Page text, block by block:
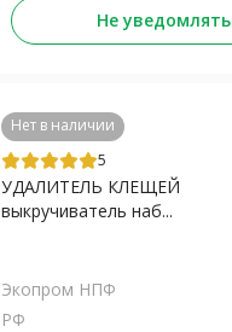
Не уведомлять
Нет в наличии
5
УДАЛИТЕЛЬ КЛЕЩЕЙ
выкручиватель наб...
Экопром НПФ
РФ